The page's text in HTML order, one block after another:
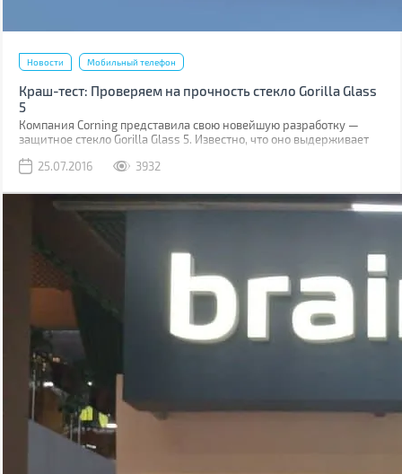
Новости Мобильный телефон
Краш-тест: Проверяем на прочность стекло Gorilla Glass
5
Компания Corning представила свою новейшую разработку —
защитное стекло Gorilla Glass 5. Известно, что оно выдерживает
Как правило, большинство из них происходит при фотосессиях
25.07.2016 3932